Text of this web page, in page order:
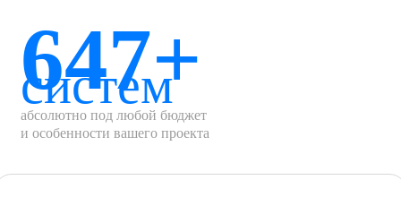
647+
систем
абсолютно под любой бюджет
и особенности вашего проекта